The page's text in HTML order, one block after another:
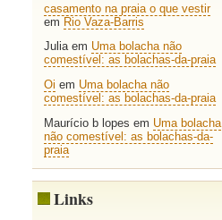
casamento na praia o que vestir
em Rio Vaza-Barris
Juliaem Uma bolacha não
comestível: as bolachas-da-praia
Oi em Uma bolacha não
comestível: as bolachas-da-praia
Maurício b lopes em Uma bolacha
não comestível: as bolachas-da-
praia
Links